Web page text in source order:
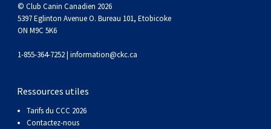
Laika de lakoutie
© Club Canin Canadien 2026
5397 Eglinton Avenue O. Bureau 101, Etobicoke
ON M9C 5K6
1-855-364-7252 | information@ckc.ca
Ressources utiles
Tarifs du CCC 2026
Contactez-nous